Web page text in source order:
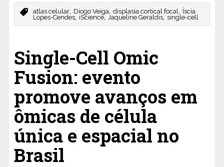
atlas celular, Diogo Veiga, displasia cortical focal , Íscia
Lopes-Cendes, iScience, Jaqueline Geraldis, single-cell
Single-Cell Omic
Fusion: evento
promove avanços em
ômicas de célula
única e espacial no
Brasil